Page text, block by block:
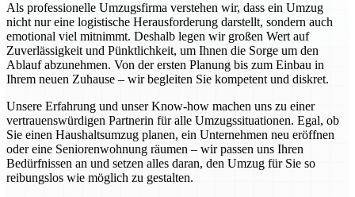
Als professionelle Umzugsfirma verstehen wir, dass ein Umzug
nicht nur eine logistische Herausforderung darstellt, sondern auch
emotional viel mitnimmt. Deshalb legen wir großen Wert auf
Zuverlässigkeit und Pünktlichkeit, um Ihnen die Sorge um den
Ablauf abzunehmen. Von der ersten Planung bis zum Einbau in
Ihrem neuen Zuhause – wir begleiten Sie kompetent und diskret.
Unsere Erfahrung und unser Know-how machen uns zu einer
vertrauenswürdigen Partnerin für alle Umzugssituationen. Egal, ob
Sie einen Haushaltsumzug planen, ein Unternehmen neu eröffnen
oder eine Seniorenwohnung räumen – wir passen uns Ihren
Bedürfnissen an und setzen alles daran, den Umzug für Sie so
reibungslos wie möglich zu gestalten.